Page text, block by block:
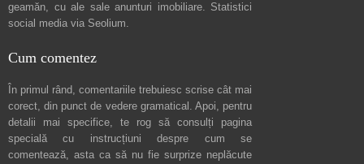
geamăn, cu ale sale anunturi imobiliare. Statistici
social media via Seolium.
Cum comentez
În primul rând, comentariile trebuiesc scrise cât mai
corect, din punct de vedere gramatical. Apoi, pentru
detalii mai specifice, te rog să consulți pagina
specială cu instrucțiuni despre cum se
comentează, asta ca să nu fie surprize neplăcute